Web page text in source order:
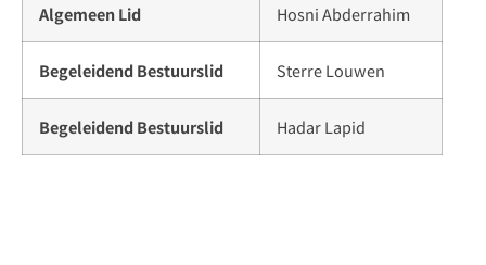
Algemeen Lid Hosni Abderrahim
Begeleidend Bestuurslid Sterre Louwen
Begeleidend Bestuurslid Hadar Lapid